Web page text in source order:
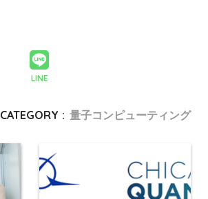
LINE
CATEGORY : 量子コンピューティング